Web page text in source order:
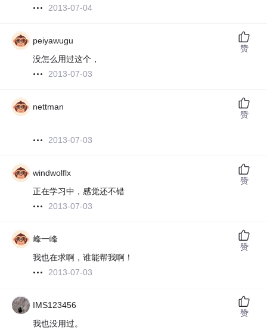
2013-07-04
peiyawugu
没怎么用过这个，
2013-07-03
赞
nettman
2013-07-03
赞
windwolflx
正在学习中，感觉还不错
2013-07-03
赞
峰一峰
我也在求啊，谁能帮我啊！
2013-07-03
赞
IMS123456
我也没用过。
赞